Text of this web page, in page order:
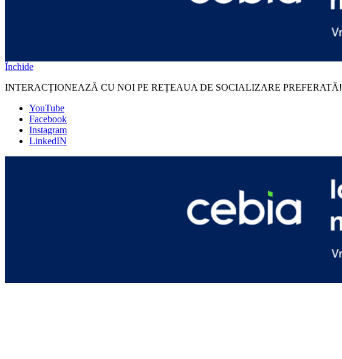
Închide
INTERACȚIONEAZĂ CU NOI PE REȚEAUA DE SOCIALIZARE PREFERATĂ!
YouTube
Facebook
Instagram
LinkedIN